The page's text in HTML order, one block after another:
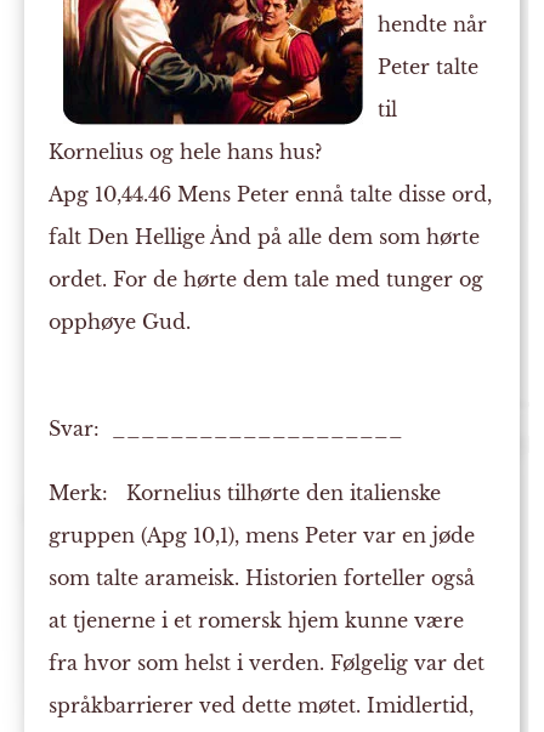
hendte når
Peter talte
til
Kornelius og hele hans hus?
Apg 10,44.46 Mens Peter ennå talte disse ord,
falt Den Hellige Ånd på alle dem som hørte
ordet. For de hørte dem tale med tunger og
opphøye Gud.
Svar: ____________________
Merk: Kornelius tilhørte den italienske
gruppen (Apg 10,1), mens Peter var en jøde
som talte arameisk. Historien forteller også
at tjenerne i et romersk hjem kunne være
fra hvor som helst i verden. Følgelig var det
språkbarrierer ved dette møtet. Imidlertid,